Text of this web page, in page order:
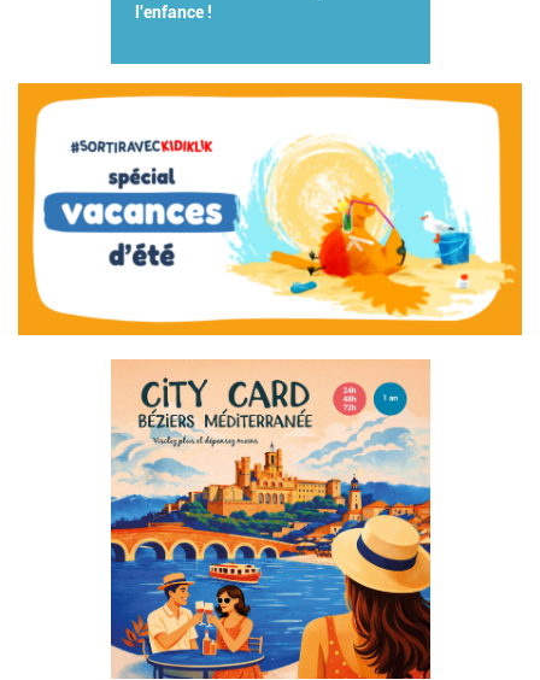
l'enfance !